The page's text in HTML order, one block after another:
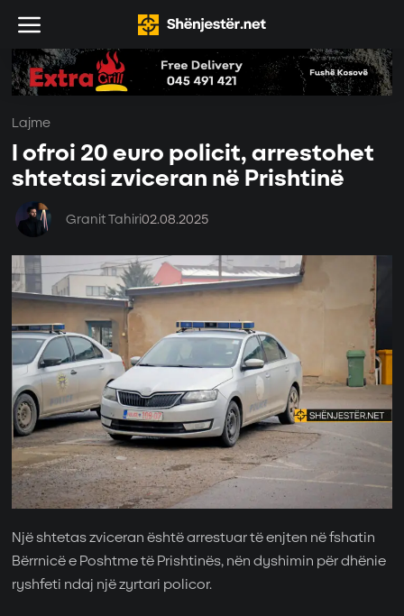
Lajme
I ofroi 20 euro policit, arrestohet
shtetasi zviceran në Prishtinë
Granit Tahiri02.08.2025
Një shtetas zviceran është arrestuar të enjten në fshatin
Bërrnicë e Poshtme të Prishtinës, nën dyshimin për dhënie
ryshfeti ndaj një zyrtari policor.